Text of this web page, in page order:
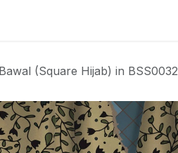
(Square Hijab) in BSS0032